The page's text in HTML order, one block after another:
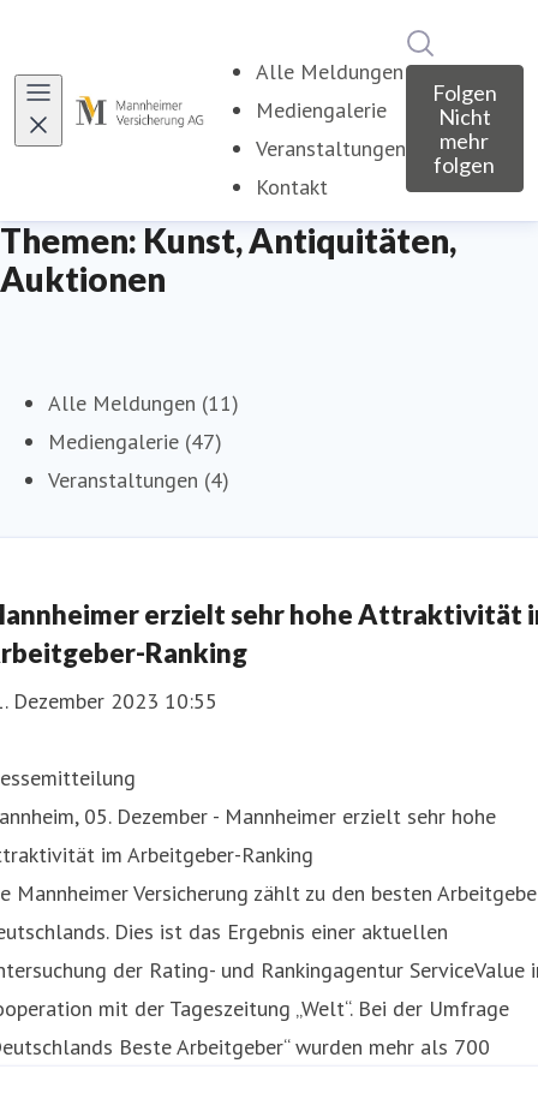
Alle Meldungen
Mediengalerie
Veranstaltungen
Kontakt
Folgen
Nicht
mehr
folgen
Themen: Kunst, Antiquitäten,
Auktionen
Alle Meldungen (11)
Mediengalerie (47)
Veranstaltungen (4)
erzielt sehr hohe Attraktivität
Ranking
Dezember 2023 10:55
05. Dezember - Mannheimer erzielt sehr hohe
im Arbeitgeber-Ranking
Mannheimer Versicherung zählt zu den besten
Dies ist das Ergebnis einer aktuellen
der Rating- und Rankingagentur ServiceValue
mit der Tageszeitung „Welt“. Bei der Umfrage
Beste Arbeitgeber“ wurden mehr als 700